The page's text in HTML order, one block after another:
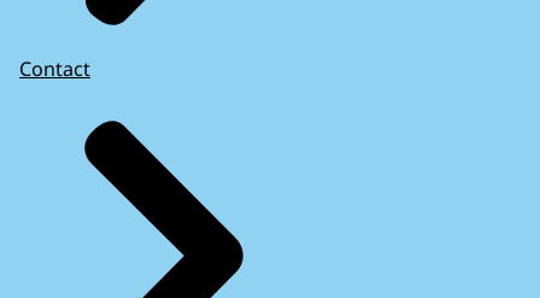
Contact